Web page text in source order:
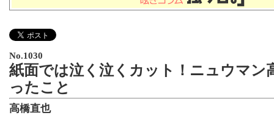
No.1030
紙面では泣く泣くカット！ニュウマン
ったこと
高橋直也